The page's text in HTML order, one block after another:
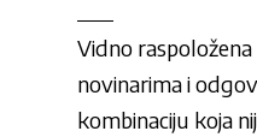
Vidno
novinarima i
kombinaciju koja